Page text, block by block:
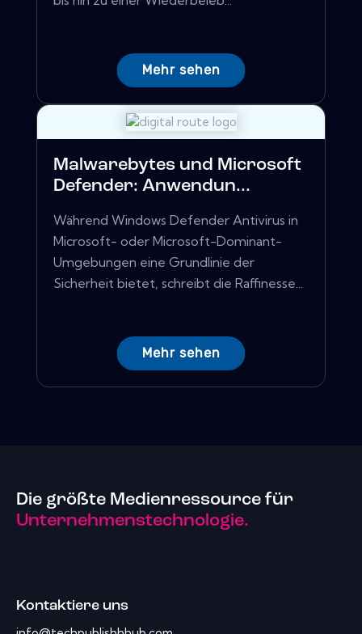
Mehr sehen
Malwarebytes und Microsoft
Defender: Anwendun...
Während Windows Defender Antivirus in
Microsoft- oder Microsoft-Dominant-
Umgebungen eine Grundlinie der
Sicherheit bietet, schreibt die Raffinesse...
Mehr sehen
Die größte Medienressource für
Unternehmenstechnologie.
Kontaktiere uns